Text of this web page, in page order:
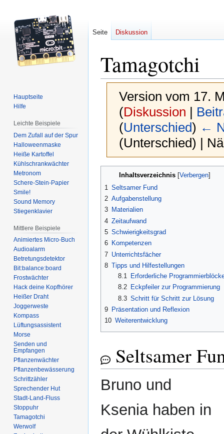
Tamagotchi
Version vom 17.
(Diskussion |
(Unterschied) ←
(Unterschied) |
Inhaltsverzeichnis
1 Seltsamer Fund
2 Aufgabenstellung
3 Materialien
4 Zeitaufwand
5 Schwierigkeitsgrad
6 Kompetenzen
7 Unterrichtsfächer
8 Tipps und Hilfestellungen
8.1
Erforderliche
8.2
Eckpfeiler zur Programmierung
8.3 Schritt für Schritt zur Lösung
9 Präsentation und Reflexion
10 Weiterentwicklung
Seltsamer
Bruno und
Ksenia haben in
Seite Diskussion
Hauptseite
Hilfe
Leichte Beispiele
Dem Zufall auf der Spur
Halloweenmaske
Heiße Kartoffel
Kühlschrankwächter
Metronom
Schere-Stein-Papier
Smile!
Sound Memory
Stiegenklavier
Mittlere Beispiele
Animiertes Micro-Buch
Audioalarm
Betretungsdetektor
Bit:balance:board
Frostwächter
Hack deine Kopfhörer
Heißer Draht
Joggerweste
Kompass
Lüftungsassistent
Morse
Senden und
Empfangen
Pflanzenwächter
Pflanzenbewässerung
Schrittzähler
Sprechender Hut
Stadt-Land-Fluss
Stoppuhr
Tamagotchi
Werwolf